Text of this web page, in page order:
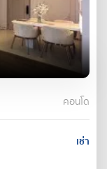
คอนโด
เช่า